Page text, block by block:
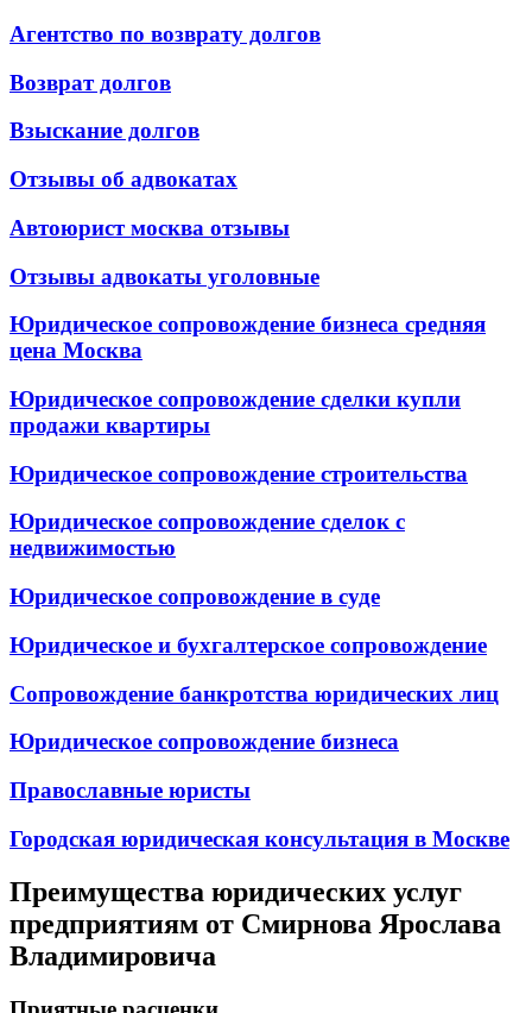
Агентство по возврату долгов
Возврат долгов
Взыскание долгов
Отзывы об адвокатах
Автоюрист москва отзывы
Отзывы адвокаты уголовные
Юридическое сопровождение бизнеса средняя
цена Москва
Юридическое сопровождение сделки купли
продажи квартиры
Юридическое сопровождение строительства
Юридическое сопровождение сделок с
недвижимостью
Юридическое сопровождение в суде
Юридическое и бухгалтерское сопровождение
Сопровождение банкротства юридических лиц
Юридическое сопровождение бизнеса
Православные юристы
Городская юридическая консультация в Москве
Преимущества юридических услуг
предприятиям от Смирнова Ярослава
Владимировича